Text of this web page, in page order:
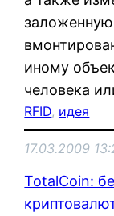
иному
человека
RFID, идея
17.03.2009
TotalCoin: